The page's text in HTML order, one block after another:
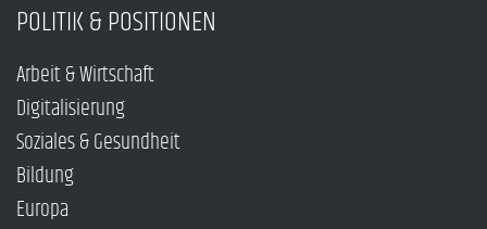
POLITIK & POSITIONEN
Arbeit & Wirtschaft
Digitalisierung
Soziales & Gesundheit
Bildung
Europa